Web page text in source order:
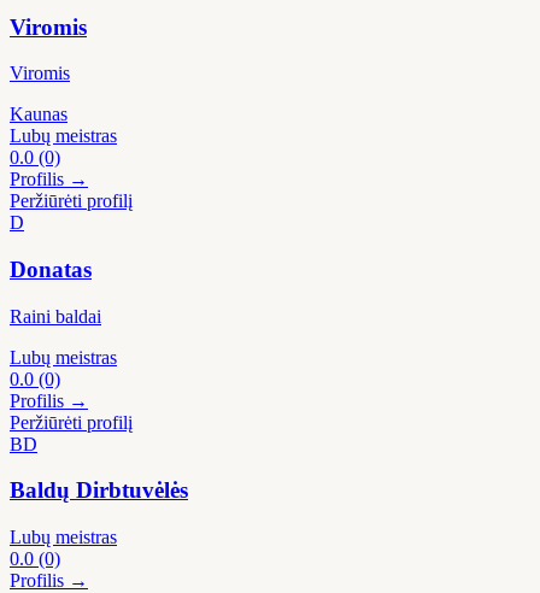
Viromis
Viromis
Kaunas
Lubų meistras
0.0 (0)
Profilis →
Peržiūrėti profilį
D
Donatas
Raini baldai
Lubų meistras
0.0 (0)
Profilis →
Peržiūrėti profilį
BD
Baldų Dirbtuvėlės
Lubų meistras
0.0 (0)
Profilis →